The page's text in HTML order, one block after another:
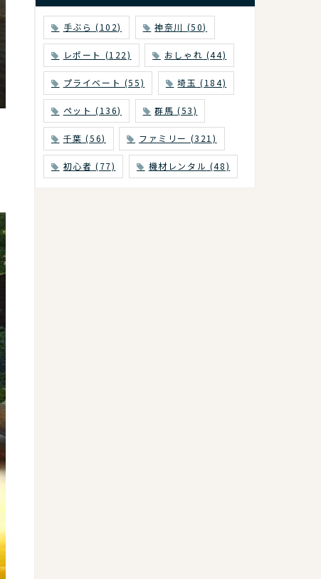
手ぶら (102) 神奈川 (50)
レポート (122) おしゃれ (44)
プライベート (55) 埼玉 (184)
ペット (136) 群馬 (53)
千葉 (56) ファミリー (321)
初心者 (77) 機材レンタル (48)